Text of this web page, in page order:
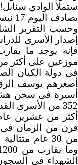
ستملأ الوادي سنابل!
يصادف اليوم 17 نيسان يوم التضامن مع
وحسب التقرير
إصدار الأسرى
فإنه يوجد ما
أسيرة فى سجن
أكثر من عشرين
قرن من الزمان فى
من 30 عام
وما يقارب من 1200من الأسرى بالحكم الادارى و